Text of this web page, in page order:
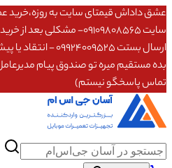
عشق داداش قیمتای سایت به روزه،خرید
ارسال بستت
تماس پاسخگو نیستم)